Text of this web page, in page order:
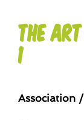
The
1
Association